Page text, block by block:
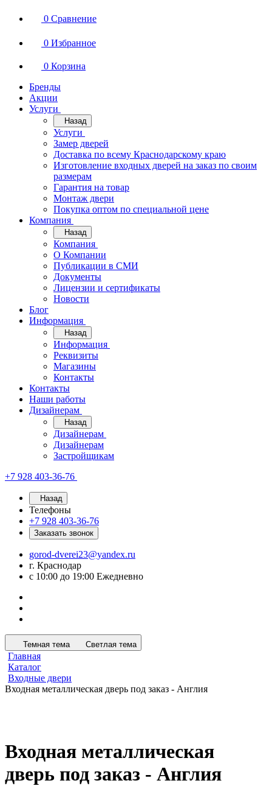
0 Сравнение
0 Избранное
0 Корзина
Бренды
Акции
Услуги
Назад
Услуги
Замер дверей
Доставка по всему Краснодарскому краю
Изготовление входных дверей на заказ по своим
размерам
Гарантия на товар
Монтаж двери
Покупка оптом по специальной цене
Компания
Назад
Компания
О Компании
Публикации в СМИ
Документы
Лицензии и сертификаты
Новости
Блог
Информация
Назад
Информация
Реквизиты
Магазины
Контакты
Контакты
Наши работы
Дизайнерам
Назад
Дизайнерам
Дизайнерам
Застройщикам
+7 928 403-36-76
Назад
Телефоны
+7 928 403-36-76
Заказать звонок
gorod-dverei23@yandex.ru
г. Краснодар
с 10:00 до 19:00 Ежедневно
Темная тема Светлая тема
Главная
Каталог
Входные двери
Входная металлическая дверь под заказ - Англия
Входная металлическая
дверь под заказ - Англия